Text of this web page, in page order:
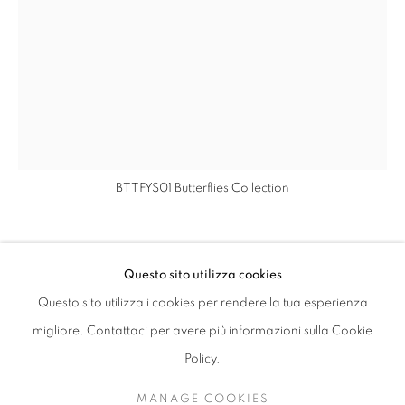
BUTTERFLIESOPERE
INSTALLAZIONI
BIBLIOGRAPHY
ANONYMOUS
Questo sito utilizza cookies
Questo sito utilizza i cookies per rendere la tua esperienza
migliore. Contattaci per avere più informazioni sulla Cookie
Policy.
MANAGE COOKIES
BTTFYS01 Butterflies Collection
BUTTERFLIES
Acrylic paint sprayed with airbrush on canvas
78 37/50 x 55 6/50 x 1 9/50 inches